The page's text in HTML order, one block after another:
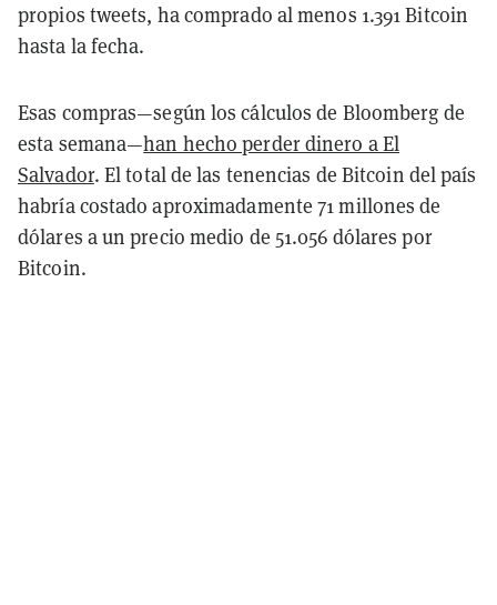
propios tweets, ha comprado al menos 1.391 Bitcoin
hasta la fecha.
Esas compras—según los cálculos de Bloomberg de
esta semana—han hecho perder dinero a El
Salvador. El total de las tenencias de Bitcoin del país
habría costado aproximadamente 71 millones de
dólares a un precio medio de 51.056 dólares por
Bitcoin.